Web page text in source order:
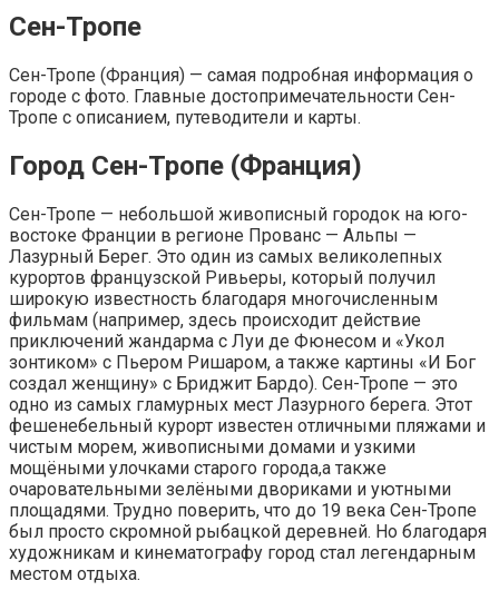
Сен-Тропе
Сен-Тропе (Франция) — самая подробная информация о
городе с фото. Главные достопримечательности Сен-
Тропе с описанием, путеводители и карты.
Город Сен-Тропе (Франция)
Сен-Тропе — небольшой живописный городок на юго-
востоке Франции в регионе Прованс — Альпы —
Лазурный Берег. Это один из самых великолепных
курортов французской Ривьеры, который получил
широкую известность благодаря многочисленным
фильмам (например, здесь происходит действие
приключений жандарма с Луи де Фюнесом и «Укол
зонтиком» с Пьером Ришаром, а также картины «И Бог
создал женщину» с Бриджит Бардо). Сен-Тропе — это
одно из самых гламурных мест Лазурного берега. Этот
фешенебельный курорт известен отличными пляжами и
чистым морем, живописными домами и узкими
мощёными улочками старого города,а также
очаровательными зелёными двориками и уютными
площадями. Трудно поверить, что до 19 века Сен-Тропе
был просто скромной рыбацкой деревней. Но благодаря
художникам и кинематографу город стал легендарным
местом отдыха.